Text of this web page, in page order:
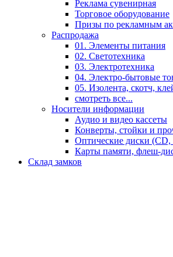
Реклама сувенирная
Торговое оборудование
Призы по рекламным
Распродажа
01. Элементы питания
02. Светотехника
03. Электротехника
04. Электро-бытовые
05. Изолента, скотч,
смотреть все...
Носители информации
Аудио и видео кассеты
Конверты, стойки и
Оптические диски
Карты памяти, флеш-
Склад замков